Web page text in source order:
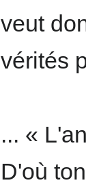
veut
vérités
... «
D'où